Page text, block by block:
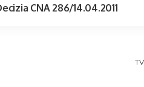
CNA 286/14.04.2011